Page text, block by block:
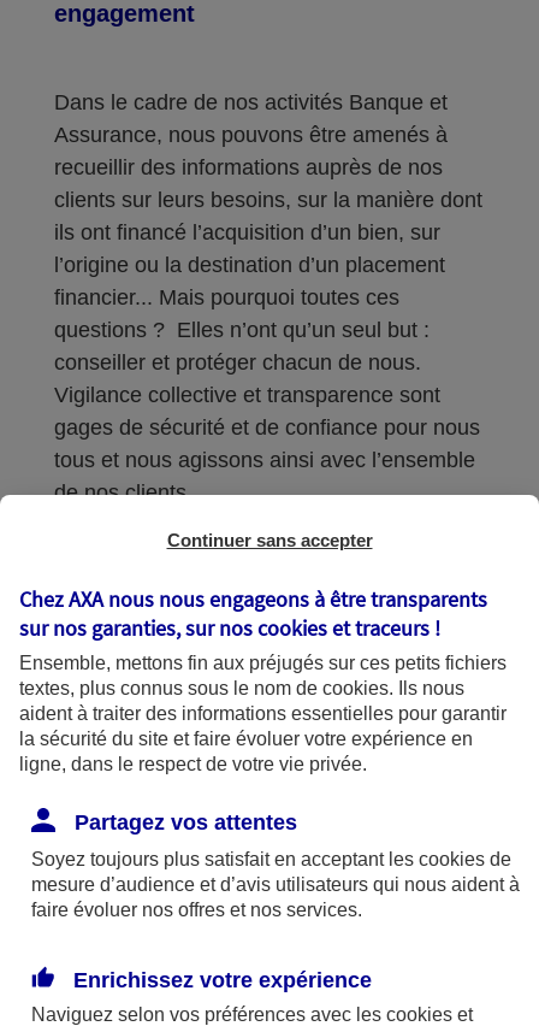
engagement
Dans le cadre de nos activités Banque et
Assurance, nous pouvons être amenés à
recueillir des informations auprès de nos
clients sur leurs besoins, sur la manière dont
ils ont financé l’acquisition d’un bien, sur
l’origine ou la destination d’un placement
financier... Mais pourquoi toutes ces
questions ? Elles n’ont qu’un seul but :
conseiller et protéger chacun de nous.
Vigilance collective et transparence sont
gages de sécurité et de confiance pour nous
tous et nous agissons ainsi avec l’ensemble
de nos clients.
L'utilisation de vos données
AXA France utilise vos données dans le
cadre de finalités se fondant sur les bases
Bases légales
Finalités
Continuer sans accepter
Chez AXA nous nous engageons à être transparents
sur nos garanties, sur noscookies et traceurs !
Ensemble, mettons fin aux préjugés sur ces petits fichiers
textes, plus connus sous le nom de cookies. Ils nous
aident à traiter des informations essentielles pour garantir
la sécurité du site et faire évoluer votre expérience en
ligne, dans le respect de votre vie privée.
Partagez vos attentes
Soyez toujours plus satisfait en acceptant les cookies de
mesure d’audience et d’avis utilisateurs qui nous aident à
faire évoluer nos offres et nos services.
Enrichissez votre expérience
Naviguez selon vos préférences avec les cookies et